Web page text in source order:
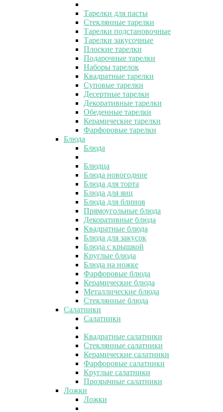
Тарелки для пасты
Стеклянные тарелки
Тарелки подстановочные
Тарелки закусочные
Плоские тарелки
Подарочные тарелки
Наборы тарелок
Квадратные тарелки
Суповые тарелки
Десертные тарелки
Декоративные тарелки
Обеденные тарелки
Керамические тарелки
Фарфоровые тарелки
Блюда
Блюда
Блюдца
Блюда новогодние
Блюда для торта
Блюда для яиц
Блюда для блинов
Прямоугольные блюда
Декоративные блюда
Квадратные блюда
Блюда для закусок
Блюда с крышкой
Круглые блюда
Блюда на ножке
Фарфоровые блюда
Керамические блюда
Металлические блюда
Стеклянные блюда
Салатники
Салатники
Квадратные салатники
Стеклянные салатники
Керамические салатники
Фарфоровые салатники
Круглые салатники
Прозрачные салатники
Ложки
Ложки